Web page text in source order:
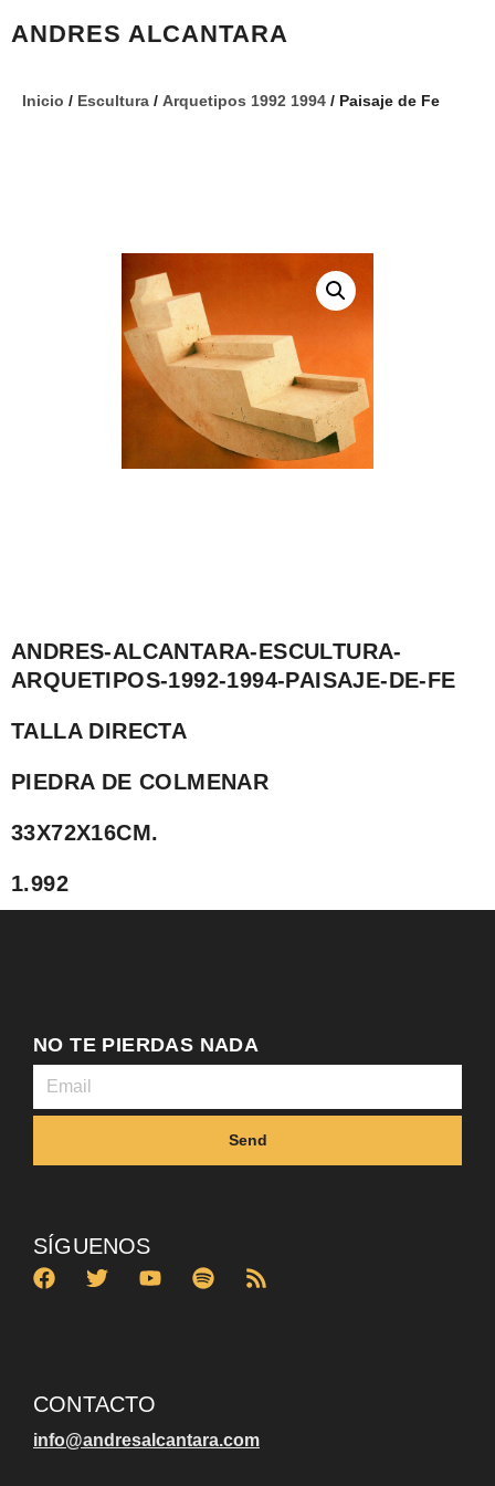
ANDRES ALCANTARA
Inicio / Escultura / Arquetipos 1992 1994 / Paisaje de Fe
ANDRES-ALCANTARA-ESCULTURA-
ARQUETIPOS-1992-1994-PAISAJE-DE-FE
TALLA DIRECTA
PIEDRA DE COLMENAR
33X72X16CM.
1.992
NO TE PIERDAS NADA
Send
SÍGUENOS
CONTACTO
info@andresalcantara.com